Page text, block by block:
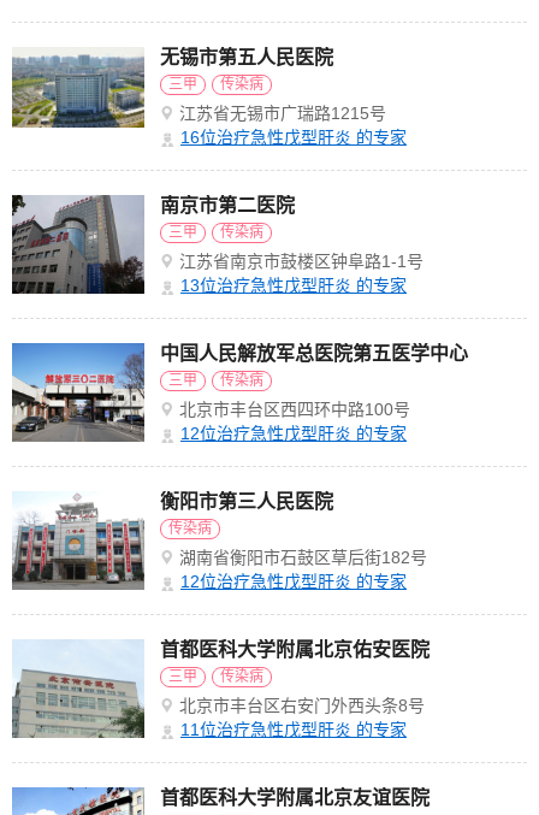
无锡市第五人民医院
三甲 传染病
江苏省无锡市广瑞路1215号
16位治疗急性戊型肝炎 的专家
南京市第二医院
三甲 传染病
江苏省南京市鼓楼区钟阜路1-1号
13位治疗急性戊型肝炎 的专家
中国人民解放军总医院第五医学中心
三甲 传染病
北京市丰台区西四环中路100号
12位治疗急性戊型肝炎 的专家
衡阳市第三人民医院
传染病
湖南省衡阳市石鼓区草后街182号
12位治疗急性戊型肝炎 的专家
首都医科大学附属北京佑安医院
三甲 传染病
北京市丰台区右安门外西头条8号
11位治疗急性戊型肝炎 的专家
首都医科大学附属北京友谊医院